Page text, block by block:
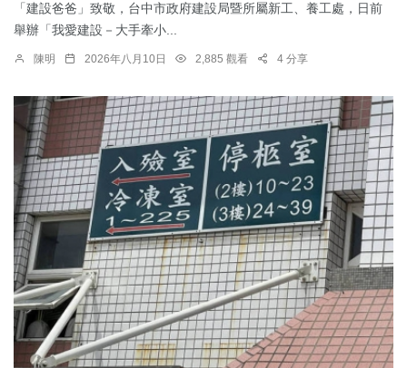
「建設爸爸」致敬，台中市政府建設局暨所屬新工、養工處，日前
舉辦「我愛建設－大手牽小...
陳明 2026年八月10日 2,885 觀看 4 分享